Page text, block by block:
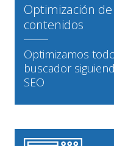
Optimización de
contenidos
Optimizamos
buscador
SEO